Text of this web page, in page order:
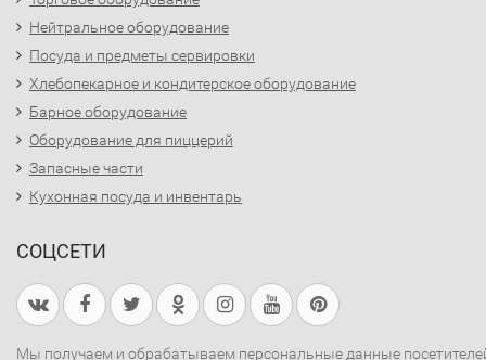
Нейтральное оборудование
Посуда и предметы сервировки
Хлебопекарное и кондитерское оборудование
Барное оборудование
Оборудование для пиццерий
Запасные части
Кухонная посуда и инвентарь
СОЦСЕТИ
Мы получаем и обрабатываем персональные данные